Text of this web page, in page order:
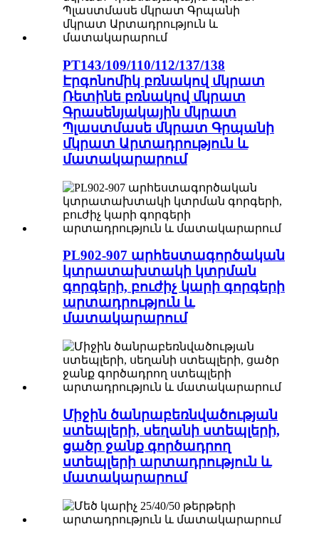
PT143/109/110/112/137/138
Էրգոնոմիկ բռնակով մկրատ
Ռետինե բռնակով մկրատ
Գրասենյակային մկրատ
Պլաստմասե մկրատ Գրպանի
մկրատ Արտադրություն և
մատակարարում
PL902-907 արհեստագործական
կտրատախտակի կտրման
գորգերի, բուժիչ կարի գորգերի
արտադրություն և
մատակարարում
Միջին ծանրաբեռնվածության
ստեպլերի, սեղանի ստեպլերի,
ցածր ջանք գործադրող
ստեպլերի արտադրություն և
մատակարարում